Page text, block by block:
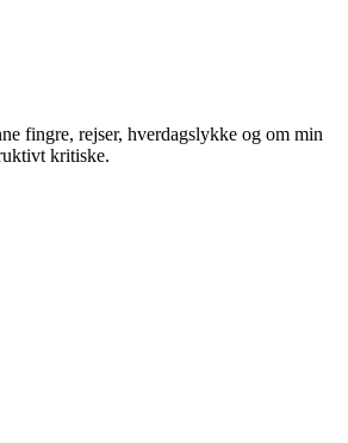
fingre, rejser, hverdagslykke og om min
kritiske.